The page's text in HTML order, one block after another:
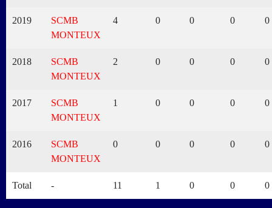
2019
SCMB
MONTEUX
4 0 0 0 0
2018
SCMB
MONTEUX
2 0 0 0 0
2017
SCMB
MONTEUX
1 0 0 0 0
2016
SCMB
MONTEUX
0 0 0 0 0
Total - 11 1 0 0 0